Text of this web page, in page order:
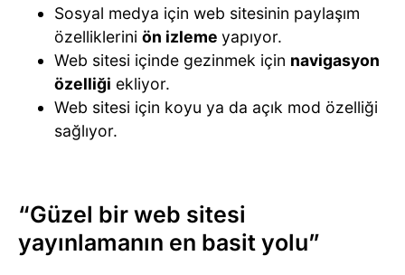
Sosyal medya için web sitesinin paylaşım
özelliklerini ön izleme yapıyor.
Web sitesi içinde gezinmek için navigasyon
özelliği ekliyor.
Web sitesi için koyu ya da açık mod özelliği
sağlıyor.
“Güzel bir web sitesi
yayınlamanın en basit yolu”